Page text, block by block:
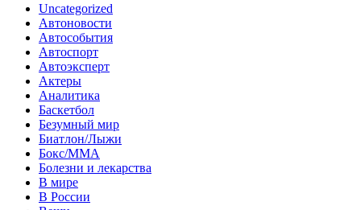
Uncategorized
Автоновости
Автособытия
Автоспорт
Автоэксперт
Актеры
Аналитика
Баскетбол
Безумный мир
Биатлон/Лыжи
Бокс/MMA
Болезни и лекарства
В мире
В России